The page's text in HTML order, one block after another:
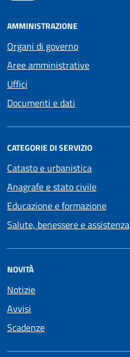
AMMINISTRAZIONE
Organi di governo
Aree amministrative
Uffici
Documenti e dati
CATEGORIE DI SERVIZIO
Catasto e urbanistica
Anagrafe e stato civile
Educazione e formazione
Salute, benessere e assistenza
NOVITÀ
Notizie
Avvisi
Scadenze